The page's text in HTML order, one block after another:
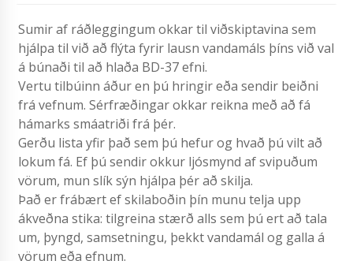
Sumir af ráðleggingum okkar til viðskiptavina sem
hjálpa til við að flýta fyrir lausn vandamáls þíns við val
á búnaði til að hlaða BD-37 efni.
Vertu tilbúinn áður en þú hringir eða sendir beiðni
frá vefnum. Sérfræðingar okkar reikna með að fá
hámarks smáatriði frá þér.
Gerðu lista yfir það sem þú hefur og hvað þú vilt að
lokum fá. Ef þú sendir okkur ljósmynd af svipuðum
vörum, mun slík sýn hjálpa þér að skilja.
Það er frábært ef skilaboðin þín munu telja upp
ákveðna stika: tilgreina stærð alls sem þú ert að tala
um, þyngd, samsetningu, þekkt vandamál og galla á
vörum eða efnum.